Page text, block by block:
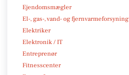
Ejendomsmægler
El-, gas-, vand- og fjernvarmeforsyning
Elektriker
Elektronik / IT
Entreprenør
Fitnesscenter